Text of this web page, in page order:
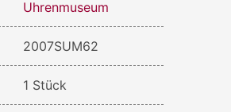
Uhrenmuseum
2007SUM62
1 Stück